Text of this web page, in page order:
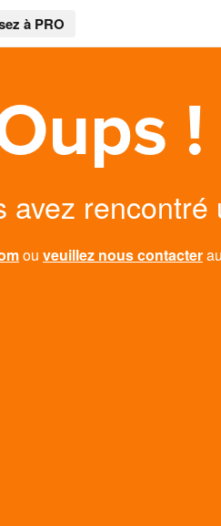
à PRO
!
avez rencontré
ou veuillez nous contacter